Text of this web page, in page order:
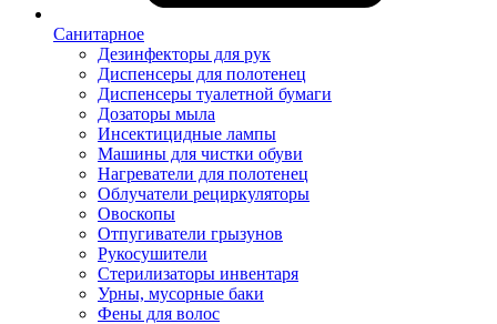
Санитарное
Дезинфекторы для рук
Диспенсеры для полотенец
Диспенсеры туалетной бумаги
Дозаторы мыла
Инсектицидные лампы
Машины для чистки обуви
Нагреватели для полотенец
Облучатели рециркуляторы
Овоскопы
Отпугиватели грызунов
Рукосушители
Стерилизаторы инвентаря
Урны, мусорные баки
Фены для волос